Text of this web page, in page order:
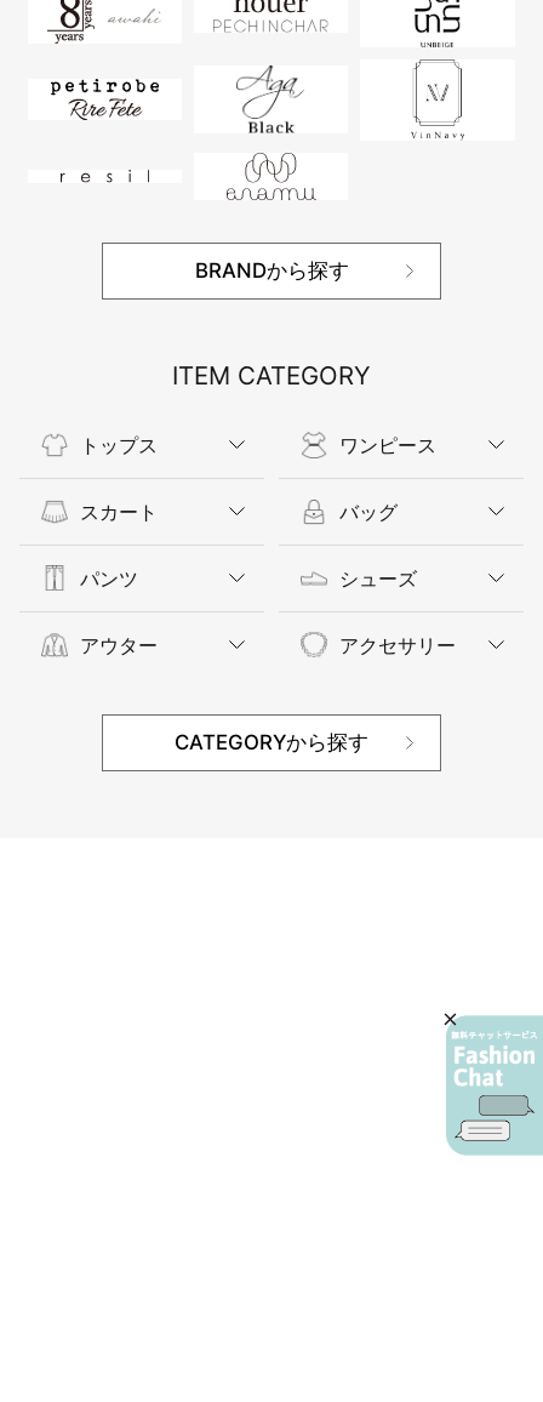
BRANDから探す
ITEM CATEGORY
トップス
スカート
パンツ
アウター
ワンピース
バッグ
シューズ
アクセサリー
CATEGORYから探す